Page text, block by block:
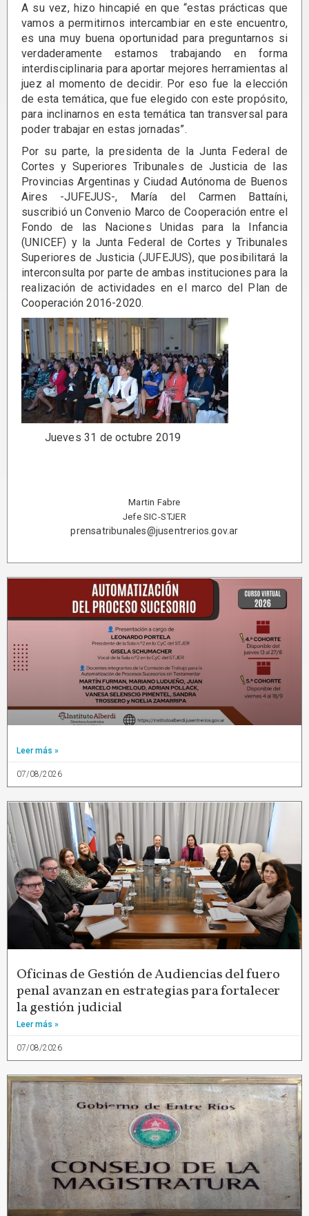
A su vez, hizo hincapié en que “estas prácticas que
vamos a permitirnos intercambiar en este encuentro,
es una muy buena oportunidad para preguntarnos si
verdaderamente estamos trabajando en forma
interdisciplinaria para aportar mejores herramientas al
juez al momento de decidir. Por eso fue la elección
de esta temática, que fue elegido con este propósito,
para inclinarnos en esta temática tan transversal para
poder trabajar en estas jornadas”.
Por su parte, la presidenta de la Junta Federal de
Cortes y Superiores Tribunales de Justicia de las
Provincias Argentinas y Ciudad Autónoma de Buenos
Aires -JUFEJUS-, María del Carmen Battaíni,
suscribió un Convenio Marco de Cooperación entre el
Fondo de las Naciones Unidas para la Infancia
(UNICEF) y la Junta Federal de Cortes y Tribunales
Superiores de Justicia (JUFEJUS), que posibilitará la
interconsulta por parte de ambas instituciones para la
realización de actividades en el marco del Plan de
Cooperación 2016-2020.
Jueves 31 de octubre 2019
Martin Fabre
Jefe SIC-STJER
prensatribunales@jusentrerios.gov.ar
Leer más »
07/08/2026
Oficinas de Gestión de Audiencias del fuero
penal avanzan en estrategias para fortalecer
la gestión judicial
Leer más »
07/08/2026